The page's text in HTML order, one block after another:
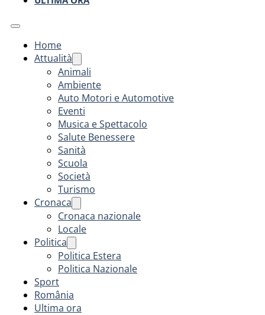
Home
Attualità
Animali
Ambiente
Auto Motori e Automotive
Eventi
Musica e Spettacolo
Salute Benessere
Sanità
Scuola
Società
Turismo
Cronaca
Cronaca nazionale
Locale
Politica
Politica Estera
Politica Nazionale
Sport
România
Ultima ora